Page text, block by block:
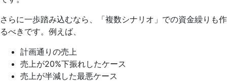
さらに一歩踏み込むなら、「複数シナリオ」での資金繰りも作
るべきです。例えば、
計画通りの売上
売上が20%下振れしたケース
売上が半減した最悪ケース